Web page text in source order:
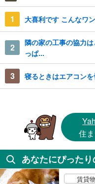
1 大喜利です こんなワ
2
隣の家の工事の協力
っぱ...
3 寝るときはエアコン
住
あなたにぴったり
賃貸